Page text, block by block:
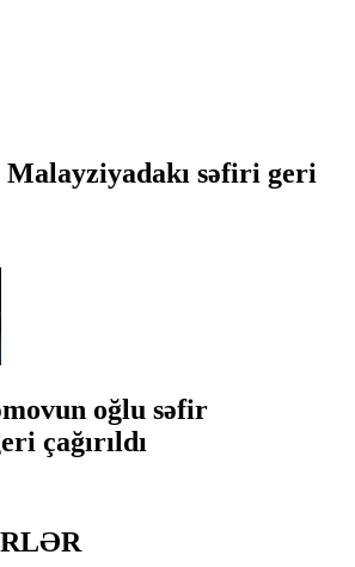
Malayziyadakı səfiri geri
oğlu səfir
çağırıldı